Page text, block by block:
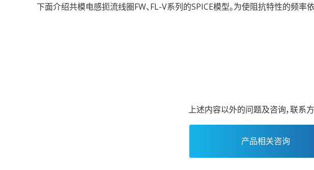
下面介绍共模电感扼流线圈FW、FL-V系列的SPICE模型。为使阻抗特性的频率
上述内容以外的问题及咨询，联系方
产品相关咨询